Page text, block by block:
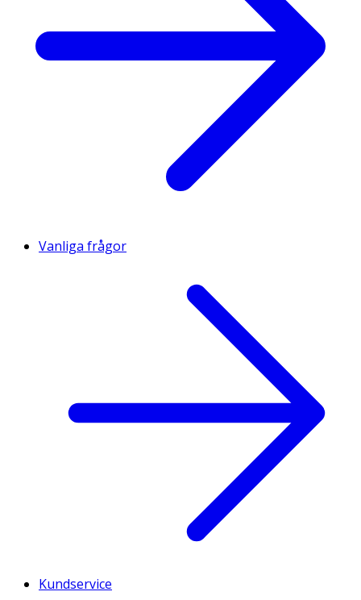
Vanliga frågor
Kundservice